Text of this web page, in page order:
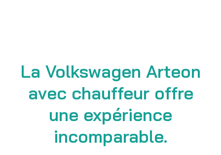
La Volkswagen Arteon
avec chauffeur offre
une expérience
incomparable.